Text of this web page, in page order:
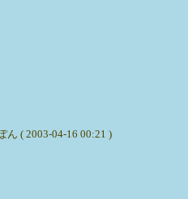
( 2003-04-16 00:21 )